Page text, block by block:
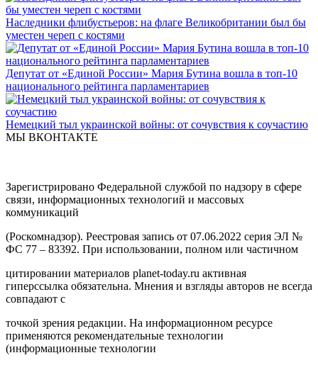
Наследники флибустьеров: на флаге Великобритании был бы
уместен череп с костями
Депутат от «Единой России» Мария Бутина вошла в топ-10
национального рейтинга парламентариев
Немецкий тыл украинской войны: от сочувствия к соучастию
МЫ ВКОНТАКТЕ
Зарегистрировано Федеральной службой по надзору в сфере
связи, информационных технологий и массовых
коммуникаций
(Роскомнадзор). Реестровая запись от 07.06.2022 серия ЭЛ №
ФС 77 – 83392. При использовании, полном или частичном
цитировании материалов planet-today.ru активная
гиперссылка обязательна. Мнения и взгляды авторов не всегда
совпадают с
точкой зрения редакции. На информационном ресурсе
применяются рекомендательные технологии
(информационные технологии